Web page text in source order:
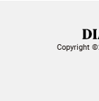
Copyright